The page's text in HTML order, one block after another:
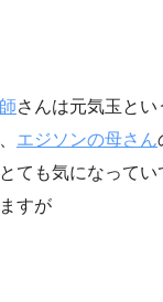
さんは元気玉と
エジソンの母さん
ても気になって
すが